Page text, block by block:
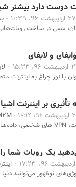
دوست دارد بیشتر
سعی در ساخت
و لایفای
با نور چراغ به اینترنت
یک روبات شما را
نوظهور می‌توانند